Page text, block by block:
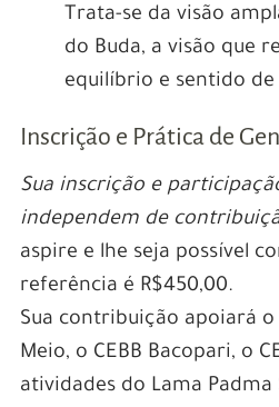
Trata-se da visão
do Buda, a visão que
equilíbrio e sentido de
Inscrição e Prática de
Sua inscrição e
independem de
aspire e lhe seja possível
referência é R$450,00.
Sua contribuição apoiará o
Meio, o CEBB Bacopari, o
atividades do Lama Padma